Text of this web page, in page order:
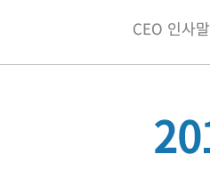
CEO 인사말